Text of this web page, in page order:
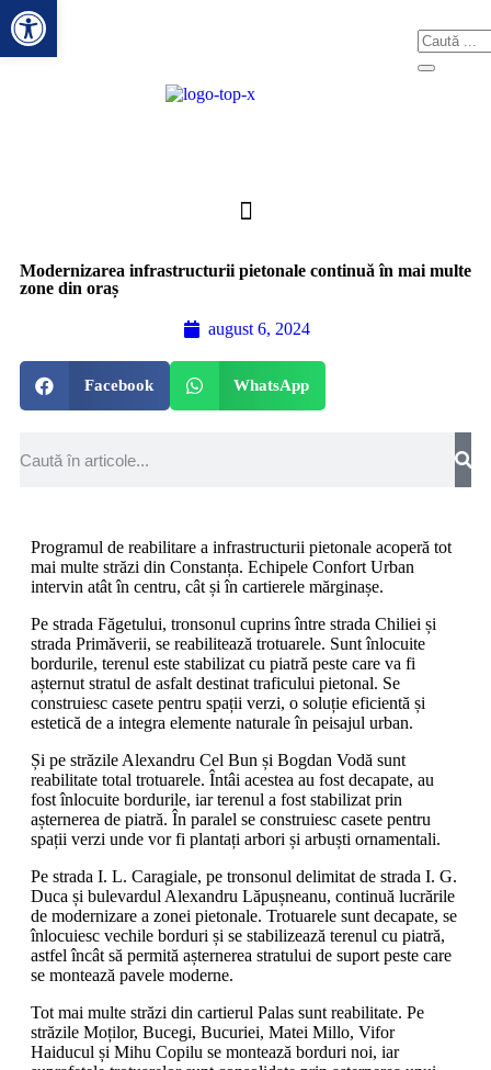
Modernizarea infrastructurii pietonale continuă în mai multe
zone din oraș
august 6, 2024
Facebook WhatsApp
Programul de reabilitare a infrastructurii pietonale acoperă tot
mai multe străzi din Constanța. Echipele Confort Urban
intervin atât în centru, cât și în cartierele mărginașe.
Pe strada Făgetului, tronsonul cuprins între strada Chiliei și
strada Primăverii, se reabilitează trotuarele. Sunt înlocuite
bordurile, terenul este stabilizat cu piatră peste care va fi
așternut stratul de asfalt destinat traficului pietonal. Se
construiesc casete pentru spații verzi, o soluție eficientă și
estetică de a integra elemente naturale în peisajul urban.
Și pe străzile Alexandru Cel Bun și Bogdan Vodă sunt
reabilitate total trotuarele. Întâi acestea au fost decapate, au
fost înlocuite bordurile, iar terenul a fost stabilizat prin
așternerea de piatră. În paralel se construiesc casete pentru
spații verzi unde vor fi plantați arbori și arbuști ornamentali.
Pe strada I. L. Caragiale, pe tronsonul delimitat de strada I. G.
Duca și bulevardul Alexandru Lăpușneanu, continuă lucrările
de modernizare a zonei pietonale. Trotuarele sunt decapate, se
înlocuiesc vechile borduri și se stabilizează terenul cu piatră,
astfel încât să permită așternerea stratului de suport peste care
se montează pavele moderne.
Tot mai multe străzi din cartierul Palas sunt reabilitate. Pe
străzile Moților, Bucegi, Bucuriei, Matei Millo, Vifor
Haiducul și Mihu Copilu se montează borduri noi, iar
Deschide bara de unelte